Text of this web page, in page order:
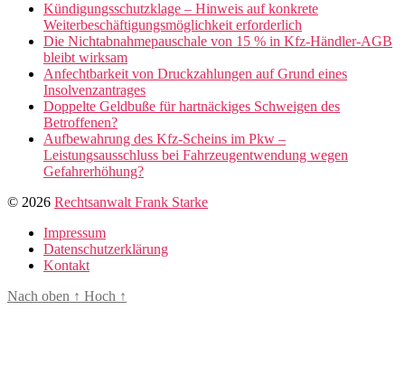
Kündigungsschutzklage – Hinweis auf konkrete
Weiterbeschäftigungsmöglichkeit erforderlich
Die Nichtabnahmepauschale von 15 % in Kfz-Händler-AGB
bleibt wirksam
Anfechtbarkeit von Druckzahlungen auf Grund eines
Insolvenzantrages
Doppelte Geldbuße für hartnäckiges Schweigen des
Betroffenen?
Aufbewahrung des Kfz-Scheins im Pkw –
Leistungsausschluss bei Fahrzeugentwendung wegen
Gefahrerhöhung?
© 2026 Rechtsanwalt Frank Starke
Impressum
Datenschutzerklärung
Kontakt
Nach oben ↑ Hoch ↑